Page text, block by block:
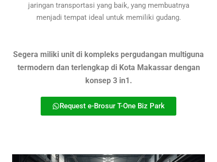
jaringan transportasi yang baik, yang membuatnya
menjadi tempat ideal untuk memiliki gudang.
Segera miliki unit di kompleks pergudangan multiguna
termodern dan terlengkap di Kota Makassar dengan
konsep 3 in1.
Request e-Brosur T-One Biz Park